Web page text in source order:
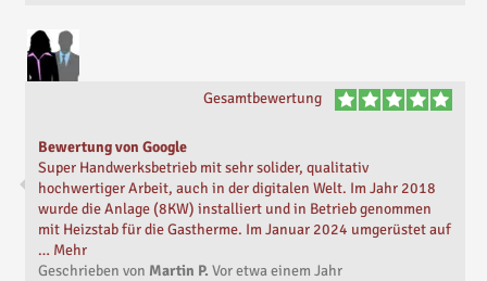
Gesamtbewertung
Bewertung von Google
Super Handwerksbetrieb mit sehr solider, qualitativ
hochwertiger Arbeit, auch in der digitalen Welt. Im Jahr 2018
wurde die Anlage (8KW) installiert und in Betrieb genommen
mit Heizstab für die Gastherme. Im Januar 2024 umgerüstet auf
… Mehr
Geschrieben von Martin P. Voretwa einem Jahr